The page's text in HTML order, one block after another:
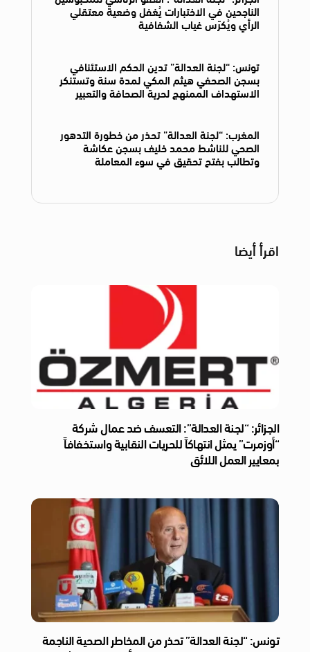
الناجحين في الاختبارات يُغفل وضعية معتقلي
الرأي ويُكرّس غياب الشفافية
تونس: “لجنة العدالة” تدين الحكم الاستئنافي
بسجن الصحفي هيثم المكي لمدة سنة وتستنكر
الاستهداف الممنهج لحرية الصحافة والتعبير
المغرب: “لجنة العدالة” تحذر من خطورة التدهور
الصحي للناشط محمد خليف بسجن عكاشة
وتطالب بفتح تحقيق في سوء المعاملة
اقرأ أيضا
الجزائر: “لجنة العدالة”: التعسف ضد عمال شركة
“أوزمرت” يمثل انتهاكاً للحريات النقابية واستخفافاً
بمعايير العمل اللائق
تونس: “لجنة العدالة” تحذر من المخاطر الصحية الناجمة